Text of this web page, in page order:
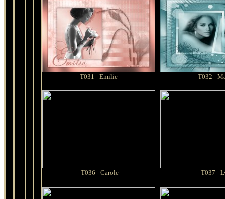
T031 - Emilie T032 -
T036 - Carole T037 -